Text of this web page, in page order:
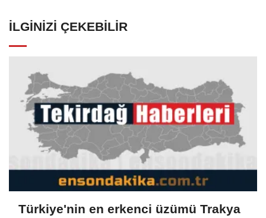
İLGINIZI ÇEKEBILIR
Türkiye'nin en erkenci üzümü Trakya